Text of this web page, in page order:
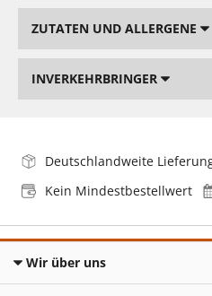
ZUTATEN UND ALLERGENE
INVERKEHRBRINGER
Deutschlandweite
Kein Mindestbestellwert
Wir über uns